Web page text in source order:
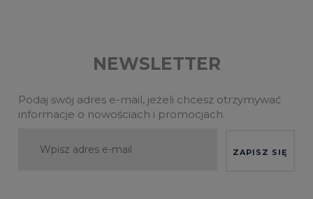
NEWSLETTER
Podaj swój adres e-mail, jeżeli chcesz otrzymywać
informacje o nowościach i promocjach.
ZAPISZ SIĘ